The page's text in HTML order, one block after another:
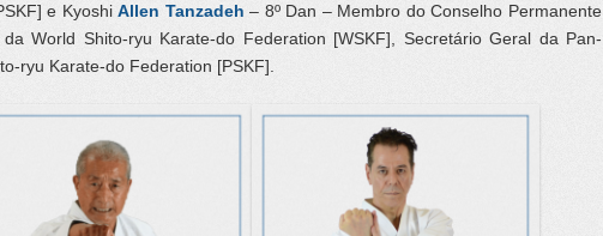
e KyoshiAllen Tanzadeh– 8º Dan – Membro do Conselho Permanente
World Shito-ryu Karate-do Federation [WSKF], Secretário Geral da Pan-
ryu Karate-do Federation [PSKF].